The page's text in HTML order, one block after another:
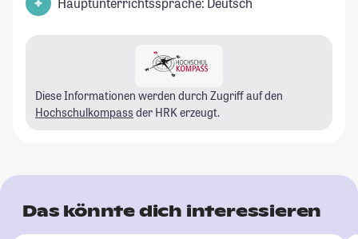
Diese Informationen werden durch Zugriff auf den
Hochschulkompass der HRK erzeugt.
Das könnte dich interessieren